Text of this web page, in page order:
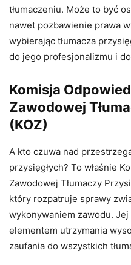
tłumaczeniu. Może to być
nawet pozbawienie prawa
wybierając tłumacza
do jego profesjonalizmu i
Komisja
Zawodowej
(KOZ)
A kto czuwa nad
przysięgłych? To właśnie
Zawodowej Tłumaczy
który rozpatruje sprawy
wykonywaniem zawodu. Jej
elementem utrzymania
zaufania do wszystkich